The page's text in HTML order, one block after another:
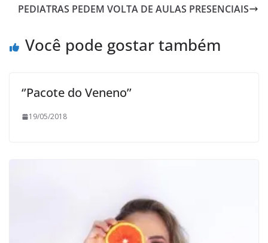
PEDIATRAS PEDEM VOLTA DE AULAS PRESENCIAIS
Você pode gostar também
‘’Pacote do Veneno’’
19/05/2018